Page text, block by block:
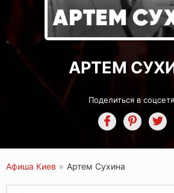
АРТЕМ
Поделиться в
Афиша Киев » Артем Сухина